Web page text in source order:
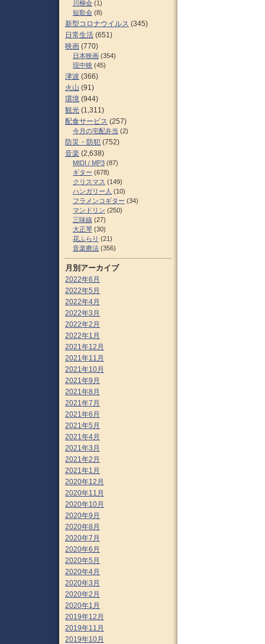
川柳会 (1)
短歌会 (8)
新型コロナウイルス (345)
日常生活 (651)
映画 (770)
日本映画 (354)
現中映 (45)
津波 (366)
火山 (91)
環境 (944)
観光 (1,311)
配食サービス (257)
今月の宅配弁当 (2)
防災・防犯 (752)
音楽 (2,638)
MIDI / MP3 (87)
ギター (678)
クリスマス (149)
ハンガリー人 (10)
フラメンコギター (34)
マンドリン (250)
三味線 (27)
大正琴 (30)
花ふらり (21)
音楽療法 (356)
月別アーカイブ
2022年6月
2022年5月
2022年4月
2022年3月
2022年2月
2022年1月
2021年12月
2021年11月
2021年10月
2021年9月
2021年8月
2021年7月
2021年6月
2021年5月
2021年4月
2021年3月
2021年2月
2021年1月
2020年12月
2020年11月
2020年10月
2020年9月
2020年8月
2020年7月
2020年6月
2020年5月
2020年4月
2020年3月
2020年2月
2020年1月
2019年12月
2019年11月
2019年10月